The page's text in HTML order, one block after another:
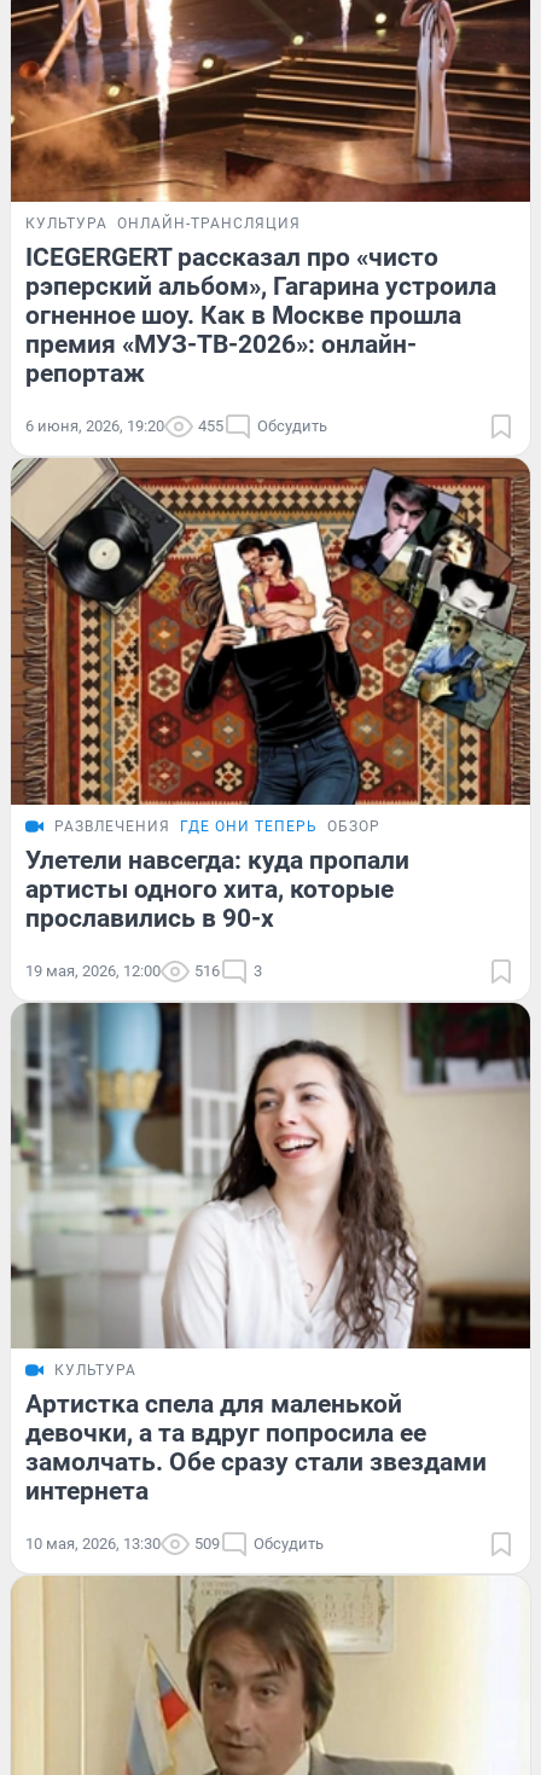
КУЛЬТУРА ОНЛАЙН-ТРАНСЛЯЦИЯ
ICEGERGERT рассказал про «чисто
рэперский альбом», Гагарина устроила
огненное шоу. Как в Москве прошла
премия «МУЗ-ТВ-2026»: онлайн-
репортаж
6 июня, 2026, 19:20 455 Обсудить
РАЗВЛЕЧЕНИЯ ГДЕ ОНИ ТЕПЕРЬ ОБЗОР
Улетели навсегда: куда пропали
артисты одного хита, которые
прославились в 90-х
19 мая, 2026, 12:00 516 3
КУЛЬТУРА
Артистка спела для маленькой
девочки, а та вдруг попросила ее
замолчать. Обе сразу стали звездами
интернета
10 мая, 2026, 13:30 509 Обсудить